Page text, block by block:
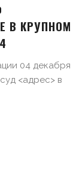
В КРУПНОМ
04 декабря
<адрес> в